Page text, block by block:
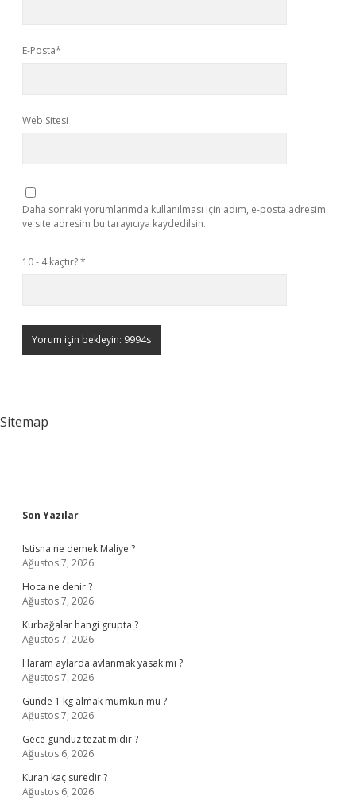
E-Posta*
Web Sitesi
Daha sonraki yorumlarımda kullanılması için adım, e-posta adresim
ve site adresim bu tarayıcıya kaydedilsin.
10 - 4 kaçtır?*
Sitemap
Sidebar
Son Yazılar
Istisna ne demek Maliye ?
Ağustos 7, 2026
Hoca ne denir ?
Ağustos 7, 2026
Kurbağalar hangi grupta ?
Ağustos 7, 2026
Haram aylarda avlanmak yasak mı ?
Ağustos 7, 2026
Günde 1 kg almak mümkün mü ?
Ağustos 7, 2026
Gece gündüz tezat mıdır ?
Ağustos 6, 2026
Kuran kaç suredir ?
Ağustos 6, 2026